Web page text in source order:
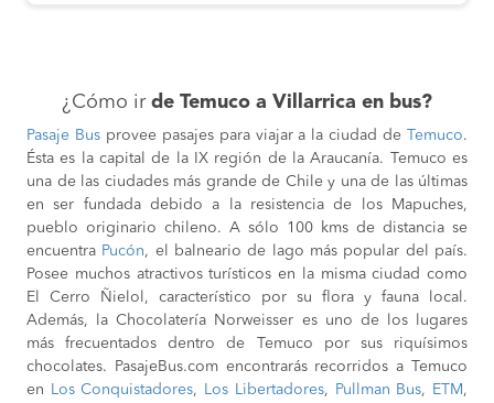
¿Cómo ir de Temuco a Villarrica en bus?
Pasaje Busprovee pasajes para viajar a la ciudad deTemuco.
Ésta es la capital de la IX región de la Araucanía. Temuco es
una de las ciudades más grande de Chile y una de las últimas
en ser fundada debido a la resistencia de los Mapuches,
pueblo originario chileno. A sólo 100 kms de distancia se
encuentra Pucón, el balneario de lago más popular del país.
Posee muchos atractivos turísticos en la misma ciudad como
El Cerro Ñielol, característico por su flora y fauna local.
Además, la Chocolatería Norweisser es uno de los lugares
más frecuentados dentro de Temuco por sus riquísimos
chocolates. PasajeBus.com encontrarás recorridos a Temuco
en Los Conquistadores, Los Libertadores, Pullman Bus, ETM ,